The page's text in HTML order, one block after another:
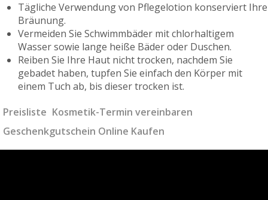
Tägliche Verwendung von Pflegelotion konserviert Ihre
Bräunung.
Vermeiden Sie Schwimmbäder mit chlorhaltigem
Wasser sowie lange heiße Bäder oder Duschen.
Reiben Sie Ihre Haut nicht trocken, nachdem Sie
gebadet haben, tupfen Sie einfach den Körper mit
einem Tuch ab, bis dieser trocken ist.
Preisliste Kosmetik-Termin vereinbaren
Geschenkgutschein Online Kaufen